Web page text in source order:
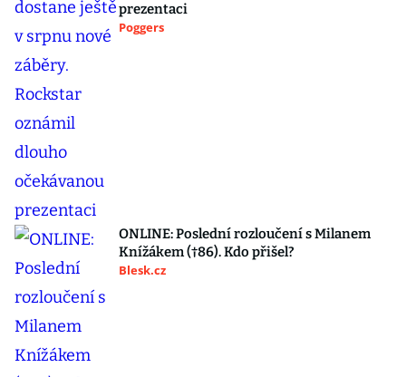
prezentaci
Poggers
ONLINE: Poslední rozloučení s Milanem
Knížákem (†86). Kdo přišel?
Blesk.cz